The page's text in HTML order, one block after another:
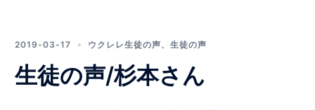
2019-03-17 ウクレレ生徒の声、生徒の声
生徒の声/杉本さん